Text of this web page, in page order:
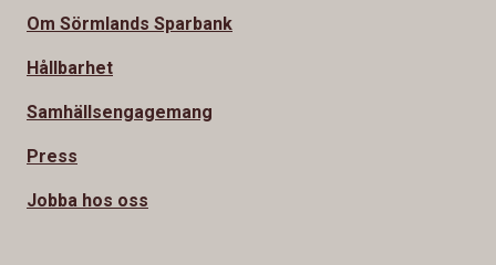
Om Sörmlands Sparbank
Hållbarhet
Samhällsengagemang
Press
Jobba hos oss